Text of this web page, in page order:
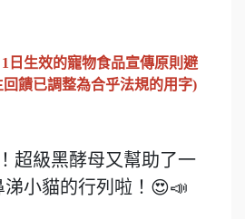
1日生效的寵物食品宣傳原則避
饋已調整為合乎法規的用字)
超級黑酵母又幫助了一
涕小貓的行列啦！😍📣